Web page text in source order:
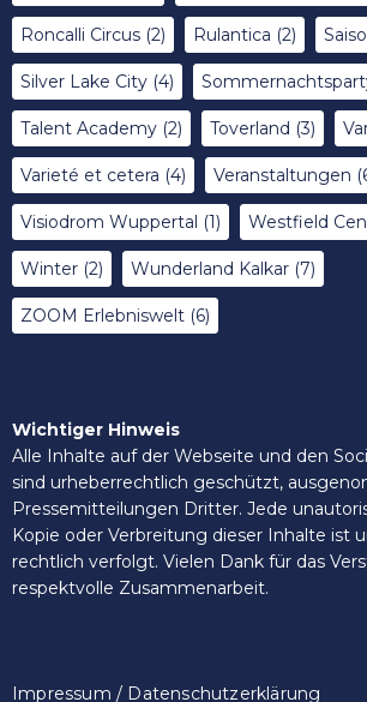
Roncalli Circus (2) Rulantica (2)
Silver Lake City (4)
Talent Academy (2) Toverland (3)
Varieté et cetera (4) Veranstaltungen
Visiodrom Wuppertal (1) Westfield
Winter (2) Wunderland Kalkar (7)
ZOOM Erlebniswelt (6)
Wichtiger Hinweis
Alle Inhalte auf der Webseite und den
sind urheberrechtlich geschützt,
Pressemitteilungen Dritter. Jede
Kopie oder Verbreitung dieser Inhalte ist
rechtlich verfolgt. Vielen Dank für das
respektvolle Zusammenarbeit.
Impressum / Datenschutzerklärung